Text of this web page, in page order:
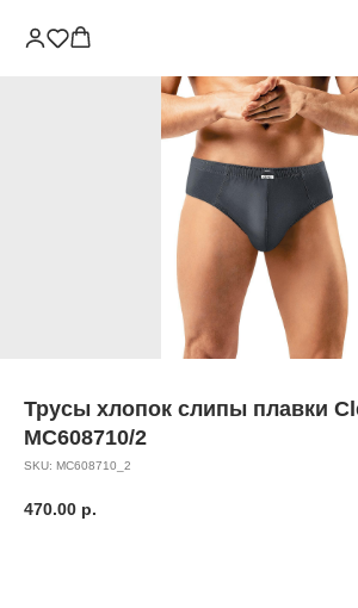
Трусы хлопок слипы плавки
MC608710/2
SKU: MC608710_2
470.00 р.